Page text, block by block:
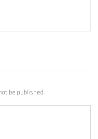
be published.